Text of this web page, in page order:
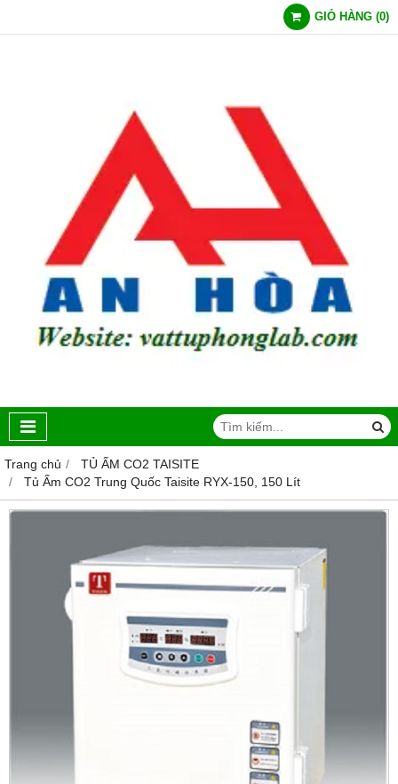
GIỎ HÀNG (0)
Trang chủ
TỦ ẤM CO2 TAISITE
Tủ Ấm CO2 Trung Quốc Taisite RYX-150, 150 Lít